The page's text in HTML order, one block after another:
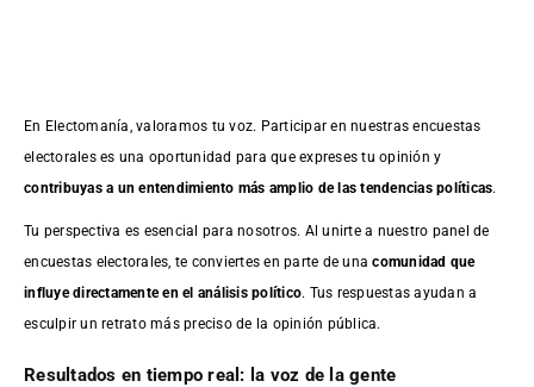
En Electomanía, valoramos tu voz. Participar en nuestras encuestas
electorales es una oportunidad para que expreses tu opinión y
contribuyas a un entendimiento más amplio de las tendencias políticas.
Tu perspectiva es esencial para nosotros. Al unirte a nuestro panel de
encuestas electorales, te conviertes en parte de unacomunidad que
influye directamente en el análisis político. Tus respuestas ayudan a
esculpir un retrato más preciso de la opinión pública.
Resultados en tiempo real: la voz de la gente